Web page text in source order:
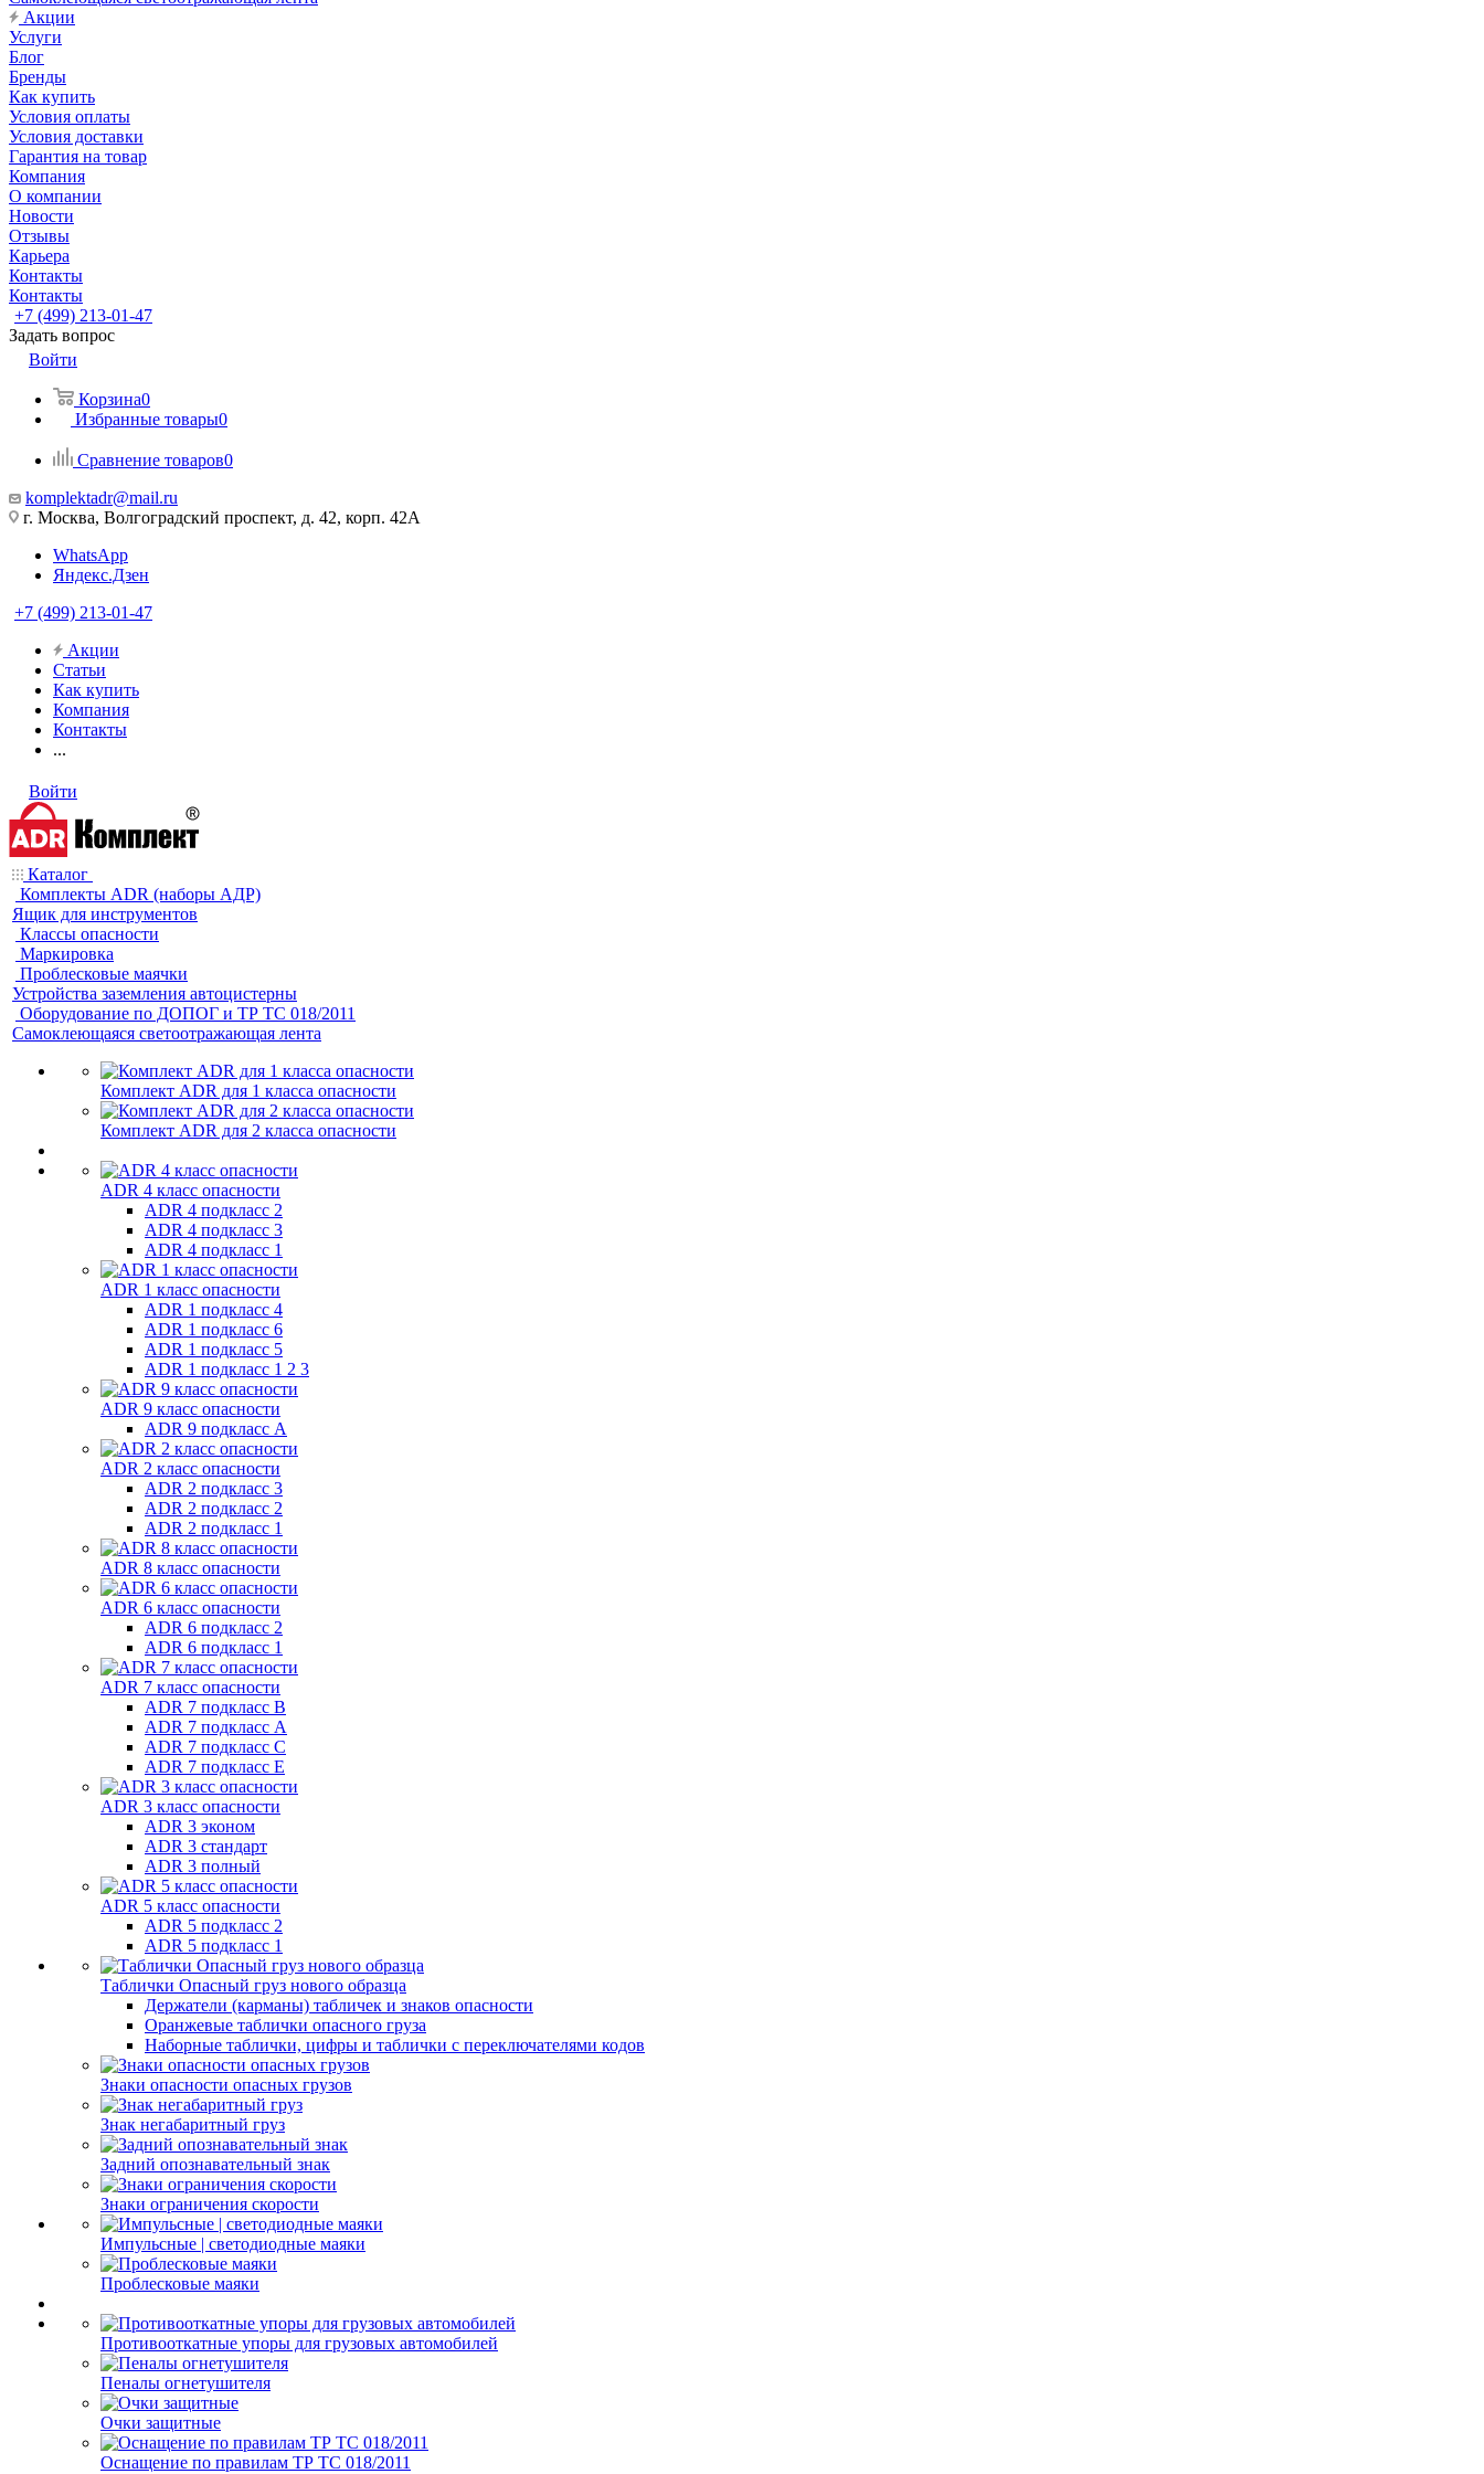
Акции
Услуги
Блог
Бренды
Как купить
Условия оплаты
Условия доставки
Гарантия на товар
Компания
О компании
Новости
Отзывы
Карьера
Контакты
Контакты
+7 (499) 213-01-47
Задать вопрос
Войти
Корзина0
Избранные товары0
Сравнение товаров0
komplektadr@mail.ru
г. Москва, Волгоградский проспект, д. 42, корп. 42А
WhatsApp
Яндекс.Дзен
+7 (499) 213-01-47
Акции
Статьи
Как купить
Компания
Контакты
...
Войти
Каталог
Комплекты ADR (наборы АДР)
Ящик для инструментов
Классы опасности
Маркировка
Проблесковые маячки
Устройства заземления автоцистерны
Оборудование по ДОПОГ и ТР ТС 018/2011
Самоклеющаяся светоотражающая лента
Комплект ADR для 1 класса опасности
Комплект ADR для 2 класса опасности
ADR 4 класс опасности
ADR 4 подкласс 2
ADR 4 подкласс 3
ADR 4 подкласс 1
ADR 1 класс опасности
ADR 1 подкласс 4
ADR 1 подкласс 6
ADR 1 подкласс 5
ADR 1 подкласс 1 2 3
ADR 9 класс опасности
ADR 9 подкласс A
ADR 2 класс опасности
ADR 2 подкласс 3
ADR 2 подкласс 2
ADR 2 подкласс 1
ADR 8 класс опасности
ADR 6 класс опасности
ADR 6 подкласс 2
ADR 6 подкласс 1
ADR 7 класс опасности
ADR 7 подкласс B
ADR 7 подкласс A
ADR 7 подкласс C
ADR 7 подкласс E
ADR 3 класс опасности
ADR 3 эконом
ADR 3 стандарт
ADR 3 полный
ADR 5 класс опасности
ADR 5 подкласс 2
ADR 5 подкласс 1
Таблички Опасный груз нового образца
Держатели (карманы) табличек и знаков опасности
Оранжевые таблички опасного груза
Наборные таблички, цифры и таблички с переключателями кодов
Знаки опасности опасных грузов
Знак негабаритный груз
Задний опознавательный знак
Знаки ограничения скорости
Импульсные | светодиодные маяки
Проблесковые маяки
Противооткатные упоры для грузовых автомобилей
Пеналы огнетушителя
Очки защитные
Оснащение по правилам ТР ТС 018/2011